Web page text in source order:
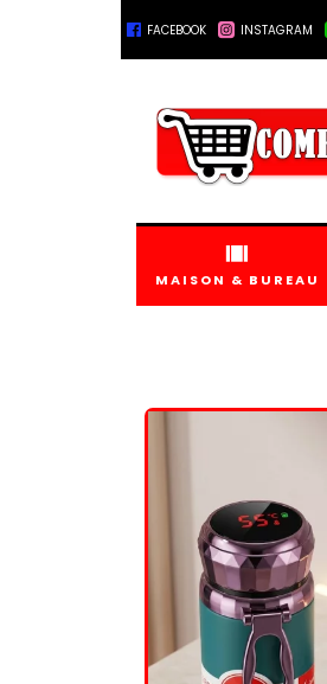
FACEBOOK INSTAGRAM
MAISON & BUREAU